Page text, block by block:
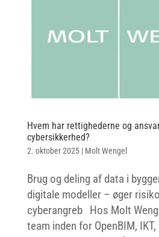
Hvem har rettighederne og
cybersikkerhed?
2. oktober 2025| Molt Wengel
Brug og deling af data i
digitale modeller – øger
cyberangreb Hos Molt
team inden for OpenBIM, IKT,